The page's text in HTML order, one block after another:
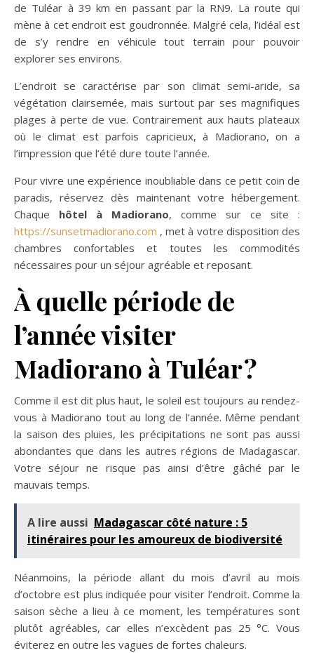
de Tuléar à 39 km en passant par la RN9. La route qui
mène à cet endroit est goudronnée. Malgré cela, l’idéal est
de s’y rendre en véhicule tout terrain pour pouvoir
explorer ses environs.
L’endroit se caractérise par son climat semi-aride, sa
végétation clairsemée, mais surtout par ses magnifiques
plages à perte de vue. Contrairement aux hauts plateaux
où le climat est parfois capricieux, à Madiorano, on a
l’impression que l’été dure toute l’année.
Pour vivre une expérience inoubliable dans ce petit coin de
paradis, réservez dès maintenant votre hébergement.
Chaque hôtel à Madiorano, comme sur ce site :
https://sunsetmadiorano.com , met à votre disposition des
chambres confortables et toutes les commodités
nécessaires pour un séjour agréable et reposant.
À quelle période de
l’année visiter
Madiorano à Tuléar ?
Comme il est dit plus haut, le soleil est toujours au rendez-
vous à Madiorano tout au long de l’année. Même pendant
la saison des pluies, les précipitations ne sont pas aussi
abondantes que dans les autres régions de Madagascar.
Votre séjour ne risque pas ainsi d’être gâché par le
mauvais temps.
A lire aussi Madagascar côté nature : 5
itinéraires pour les amoureux de biodiversité
Néanmoins, la période allant du mois d’avril au mois
d’octobre est plus indiquée pour visiter l’endroit. Comme la
saison sèche a lieu à ce moment, les températures sont
plutôt agréables, car elles n’excèdent pas 25 °C. Vous
éviterez en outre les vagues de fortes chaleurs.